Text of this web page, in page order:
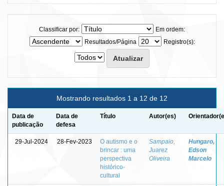
Classificar por:
Em ordem:
Resultados/Página
Registro(s):
Mostrando resultados 1 a 12 de 12
Data de
publicação
Data de
defesa
Título Autor(es)
29-Jul-2024 28-Fev-2023
O autismo e o
brincar : uma
perspectiva
histórico-
cultural
Sampaio,
Juarez
Oliveira
Hungaro,
Edson
Marcelo